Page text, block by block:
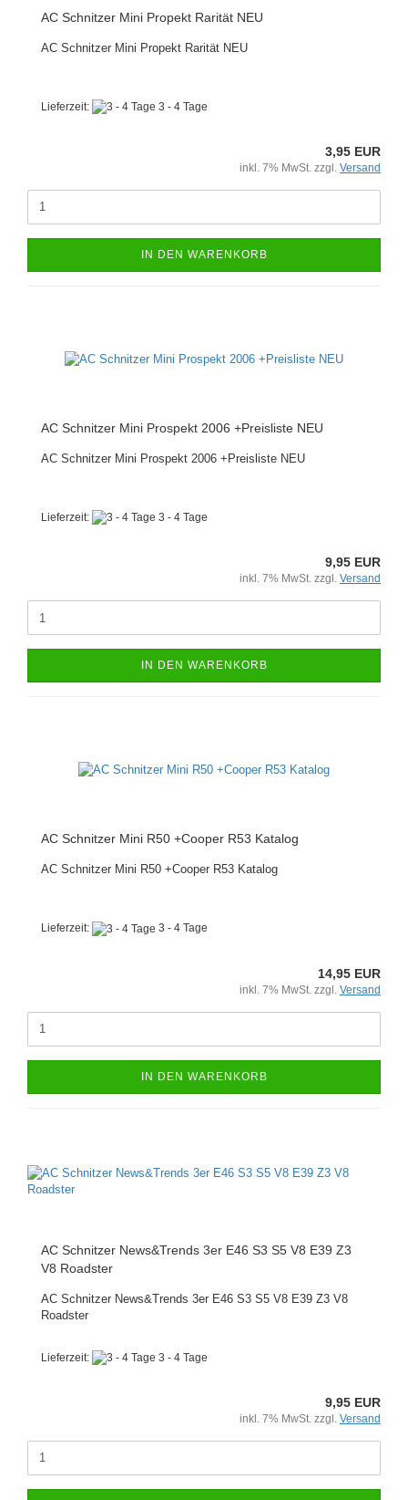
AC Schnitzer Mini Propekt Rarität NEU
AC Schnitzer Mini Propekt Rarität NEU
Lieferzeit: 3 - 4 Tage
3,95 EUR
inkl. 7% MwSt. zzgl. Versand
IN DEN WARENKORB
AC Schnitzer Mini Prospekt 2006 +Preisliste NEU
AC Schnitzer Mini Prospekt 2006 +Preisliste NEU
Lieferzeit: 3 - 4 Tage
9,95 EUR
inkl. 7% MwSt. zzgl. Versand
IN DEN WARENKORB
AC Schnitzer Mini R50 +Cooper R53 Katalog
AC Schnitzer Mini R50 +Cooper R53 Katalog
Lieferzeit: 3 - 4 Tage
14,95 EUR
inkl. 7% MwSt. zzgl. Versand
IN DEN WARENKORB
AC Schnitzer News&Trends 3er E46 S3 S5 V8 E39 Z3
V8 Roadster
AC Schnitzer News&Trends 3er E46 S3 S5 V8 E39 Z3 V8
Roadster
Lieferzeit: 3 - 4 Tage
9,95 EUR
inkl. 7% MwSt. zzgl. Versand